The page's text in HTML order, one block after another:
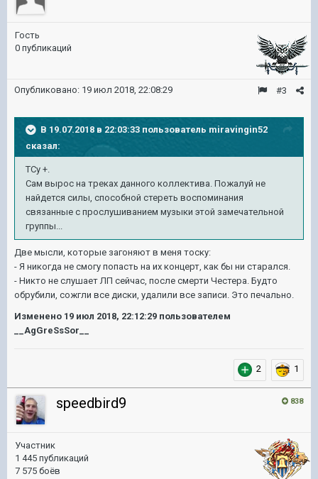
Гость
0 публикаций
#3
Опубликовано: 19 июл 2018, 22:08:29
В 19.07.2018 в 22:03:33 пользователь miravingin52
сказал:
ТСу +.
Сам вырос на треках данного коллектива. Пожалуй не
найдется силы, способной стереть воспоминания
связанные с прослушиванием музыки этой замечательной
группы...
Две мысли, которые загоняют в меня тоску:
- Я никогда не смогу попасть на их концерт, как бы ни старался.
- Никто не слушает ЛП сейчас, после смерти Честера. Будто
обрубили, сожгли все диски, удалили все записи. Это печально.
Изменено 19 июл 2018, 22:12:29 пользователем
__AgGreSsSor__
2 1
838
speedbird9
Участник
1 445 публикаций
7 575 боёв